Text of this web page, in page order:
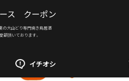
ス クーポン
の大山どり専門焼き鳥居酒
顧頂いております。
イチオシ